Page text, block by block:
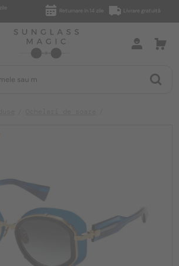
Returnare în 14 zile Livrare gratuită